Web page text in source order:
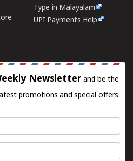
Type in Malayalam
UPI Payments Help
Newsletter and be the
promotions and special offers.